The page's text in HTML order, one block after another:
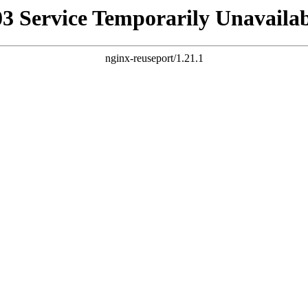
Service Temporarily
nginx-reuseport/1.21.1